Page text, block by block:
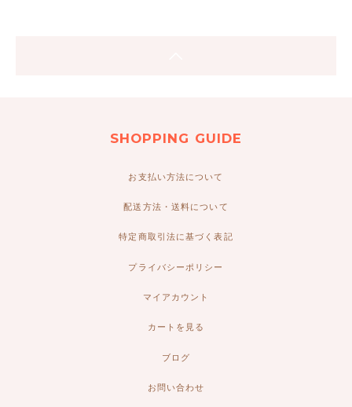
SHOPPING GUIDE
お支払い方法について
配送方法・送料について
特定商取引法に基づく表記
プライバシーポリシー
マイアカウント
カートを見る
ブログ
お問い合わせ